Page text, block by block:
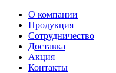
О компании
Продукция
Сотрудничество
Доставка
Акция
Контакты